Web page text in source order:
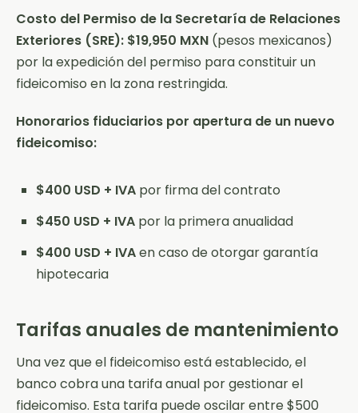
Costo del Permiso de la Secretaría de Relaciones
Exteriores (SRE): $19,950 MXN (pesos mexicanos)
por la expedición del permiso para constituir un
fideicomiso en la zona restringida.
Honorarios fiduciarios por apertura de un nuevo
fideicomiso:
$400 USD + IVA por firma del contrato
$450 USD + IVA por la primera anualidad
$400 USD + IVAen caso de otorgar garantía
hipotecaria
Tarifas anuales de mantenimiento
Una vez que el fideicomiso está establecido, el
banco cobra una tarifa anual por gestionar el
fideicomiso. Esta tarifa puede oscilar entre $500